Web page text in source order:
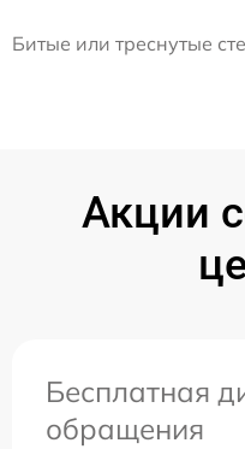
Битые или треснутые
Акции
Бесплатная
обращения